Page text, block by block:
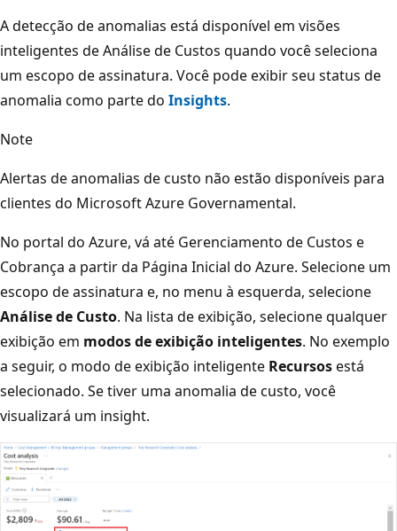
A detecção de anomalias está disponível em visões
inteligentes de Análise de Custos quando você seleciona
um escopo de assinatura. Você pode exibir seu status de
anomalia como parte do Insights.
Note
Alertas de anomalias de custo não estão disponíveis para
clientes do Microsoft Azure Governamental.
No portal do Azure, vá até Gerenciamento de Custos e
Cobrança a partir da Página Inicial do Azure. Selecione um
escopo de assinatura e, no menu à esquerda, selecione
Análise de Custo. Na lista de exibição, selecione qualquer
exibição em modos de exibição inteligentes. No exemplo
a seguir, o modo de exibição inteligente Recursosestá
selecionado. Se tiver uma anomalia de custo, você
visualizará um insight.